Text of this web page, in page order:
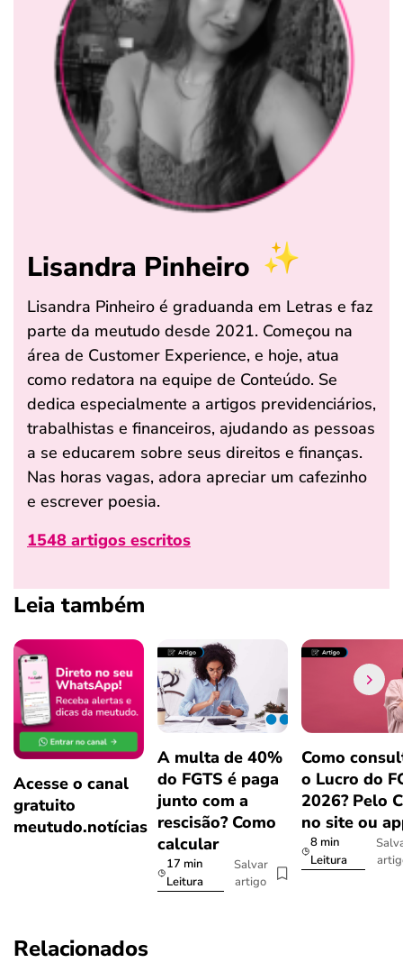
Lisandra Pinheiro
Lisandra Pinheiro é graduanda em Letras e faz
parte da meutudo desde 2021. Começou na
área de Customer Experience, e hoje, atua
como redatora na equipe de Conteúdo. Se
dedica especialmente a artigos previdenciários,
trabalhistas e financeiros, ajudando as pessoas
a se educarem sobre seus direitos e finanças.
Nas horas vagas, adora apreciar um cafezinho
e escrever poesia.
1548 artigos escritos
Leia também
Acesse o canal
gratuito
meutudo.notícias
A multa de 40%
do FGTS é paga
junto com a
rescisão? Como
calcular
17 min
Leitura
Salvar
artigo
Como
o Lucro do
2026? Pelo
no site ou
8 min
Leitura
Relacionados